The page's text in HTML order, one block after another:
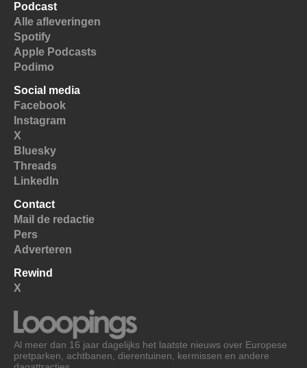
Podcast
Alle afleveringen
Spotify
Apple Podcasts
Podimo
Social media
Facebook
Instagram
X
Bluesky
Threads
LinkedIn
Contact
Mail de redactie
Pers
Adverteren
Rewind
X
Al meer dan 16 jaar dagelijks het laatste nieuws over Europese
pretparken, achtbanen, dierentuinen, kermissen en andere